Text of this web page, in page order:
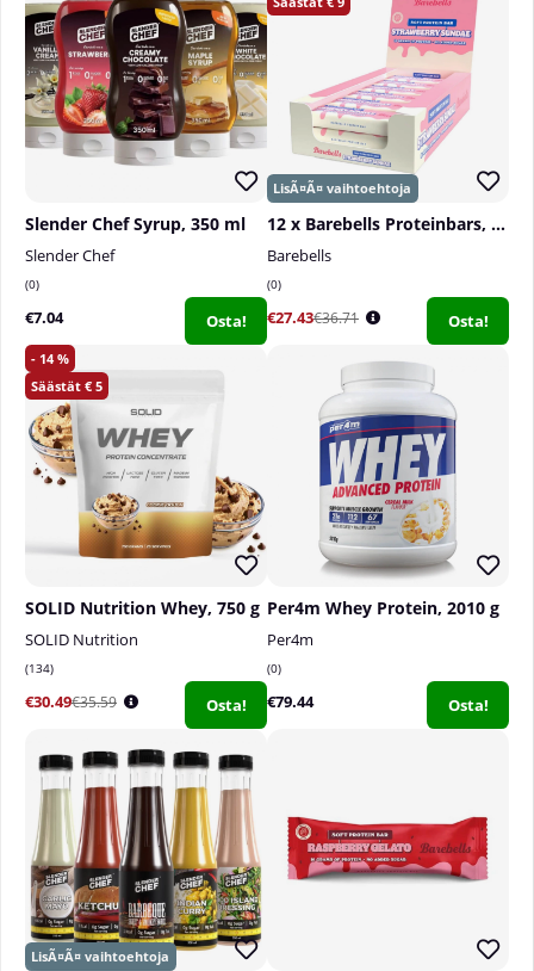
Slender Chef Syrup, 350 ml
Slender Chef
0
€7.04 Osta!
12 x Barebells Proteinbars, 55 g
Barebells
0
€27.43€36.71 Osta!
14
5
SOLID Nutrition Whey, 750 g
SOLID Nutrition
134
€30.49€35.59 Osta!
Per4m Whey Protein, 2010 g
Per4m
0
€79.44 Osta!